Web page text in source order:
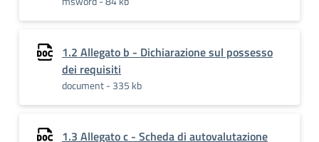
1.2 Allegato b - Dichiarazione sul possesso
dei requisiti
document - 335 kb
1.3 Allegato c - Scheda di autovalutazione